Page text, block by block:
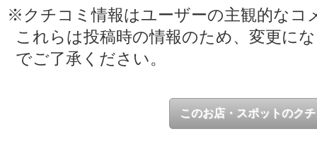
※クチコミ情報はユーザーの主観的なコ
これらは投稿時の情報のため、変更に
でご了承ください。
このお店・スポットのク